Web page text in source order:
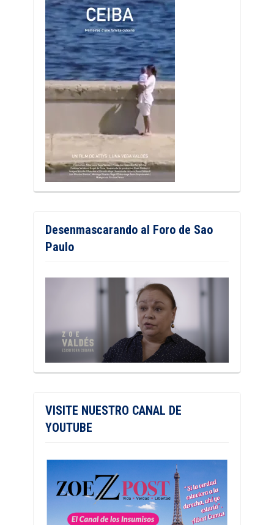
Desenmascarando al Foro de Sao
Paulo
VISITE NUESTRO CANAL DE
YOUTUBE